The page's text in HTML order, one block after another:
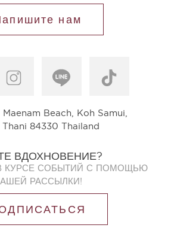
нам
Maenam Beach, Koh Samui,
Thani 84330 Thailand
ВДОХНОВЕНИЕ?
КУРСЕ СОБЫТИЙ С ПОМОЩЬЮ
РАССЫЛКИ!